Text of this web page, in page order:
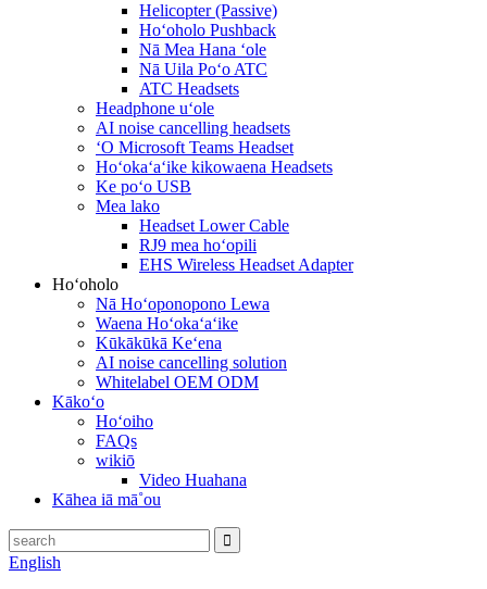
Helicopter (Passive)
Hoʻoholo Pushback
Nā Mea Hana ʻole
Nā Uila Poʻo ATC
ATC Headsets
Headphone uʻole
AI noise cancelling headsets
ʻO Microsoft Teams Headset
Hoʻokaʻaʻike kikowaena Headsets
Ke poʻo USB
Mea lako
Headset Lower Cable
RJ9 mea hoʻopili
EHS Wireless Headset Adapter
Hoʻoholo
Nā Hoʻoponopono Lewa
Waena Hoʻokaʻaʻike
Kūkākūkā Keʻena
AI noise cancelling solution
Whitelabel OEM ODM
Kākoʻo
Hoʻoiho
FAQs
wikiō
Video Huahana
Kāhea iā mā˚ou
English